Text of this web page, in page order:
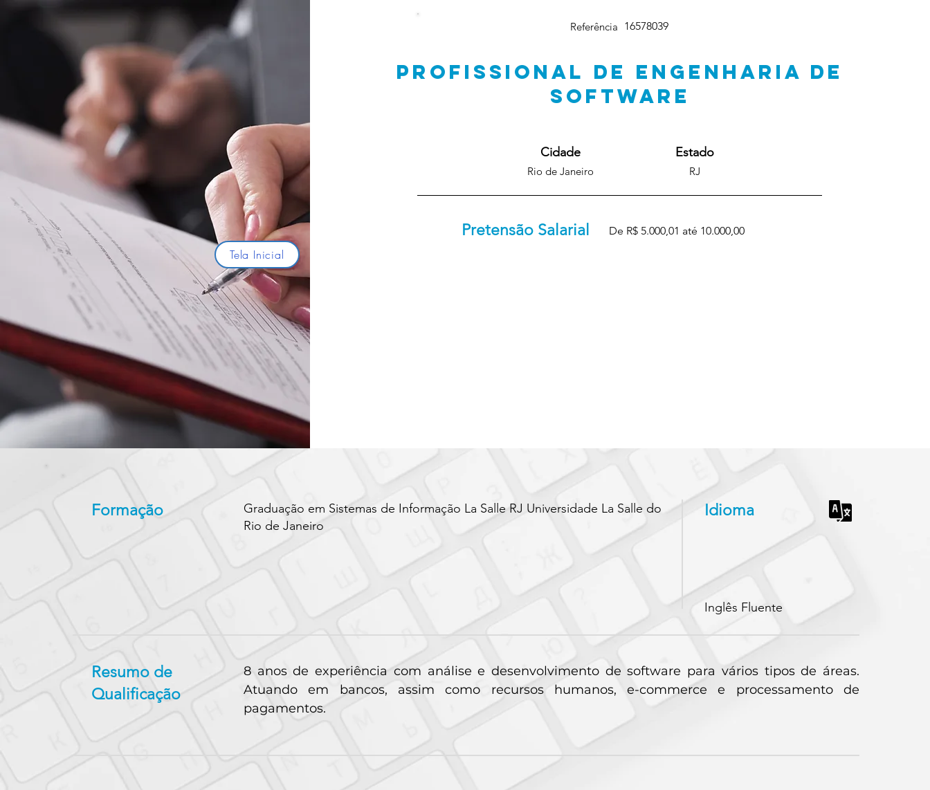
Tela Inicial
Referência 16578039
PROFISSIONAL DE ENGENHARIA DE
SOFTWARE
Rio de Janeiro
Cidade Estado
RJ
Pretensão Salarial De R$ 5.000,01 até 10.000,00
Formação
Graduação em Sistemas de Informação La Salle RJ Universidade La Salle do
Rio de Janeiro
Idioma
Inglês Fluente
Resumo de
Qualificação
8 anos de experiência com análise e desenvolvimento de software para vários tipos de áreas.
Atuando em bancos, assim como recursos humanos, e-commerce e processamento de
pagamentos.